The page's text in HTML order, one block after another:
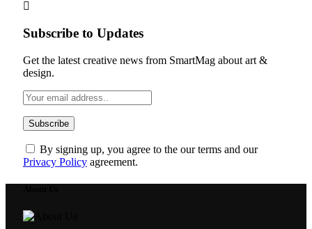
Subscribe to Updates
Get the latest creative news from SmartMag about art &
design.
By signing up, you agree to the our terms and our
Privacy Policy agreement.